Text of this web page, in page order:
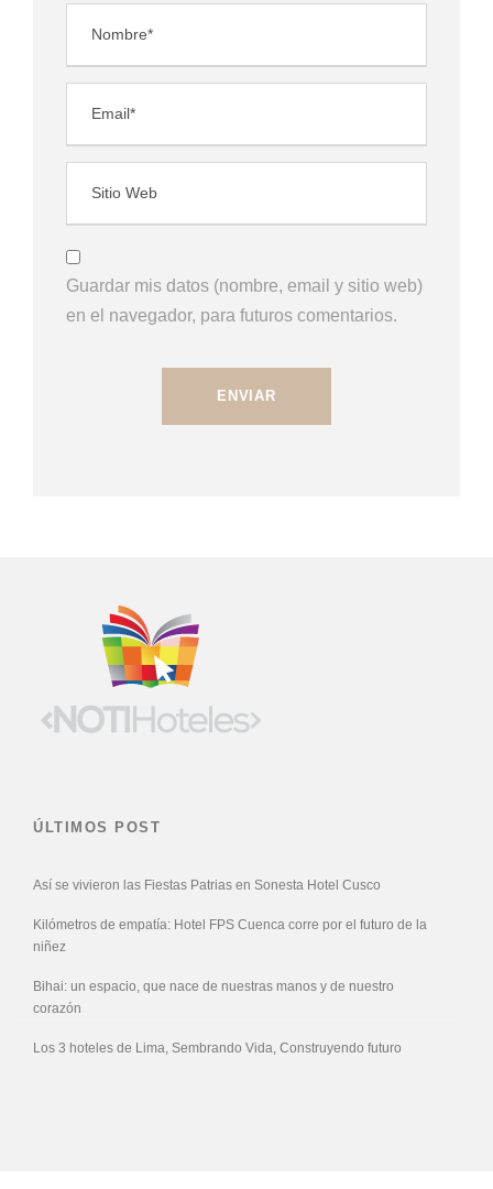
Guardar mis datos (nombre, email y sitio web)
en el navegador, para futuros comentarios.
ÚLTIMOS POST
Así se vivieron las Fiestas Patrias en Sonesta Hotel Cusco
Kilómetros de empatía: Hotel FPS Cuenca corre por el futuro de la
niñez
Bihai: un espacio, que nace de nuestras manos y de nuestro
corazón
Los 3 hoteles de Lima, Sembrando Vida, Construyendo futuro